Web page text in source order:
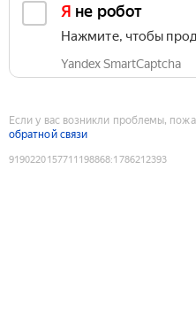
Я не робот
Нажмите, чтобы
Yandex SmartCaptcha
Если у вас возникли проблемы,
обратной связи
9190220157711198868:1786212393